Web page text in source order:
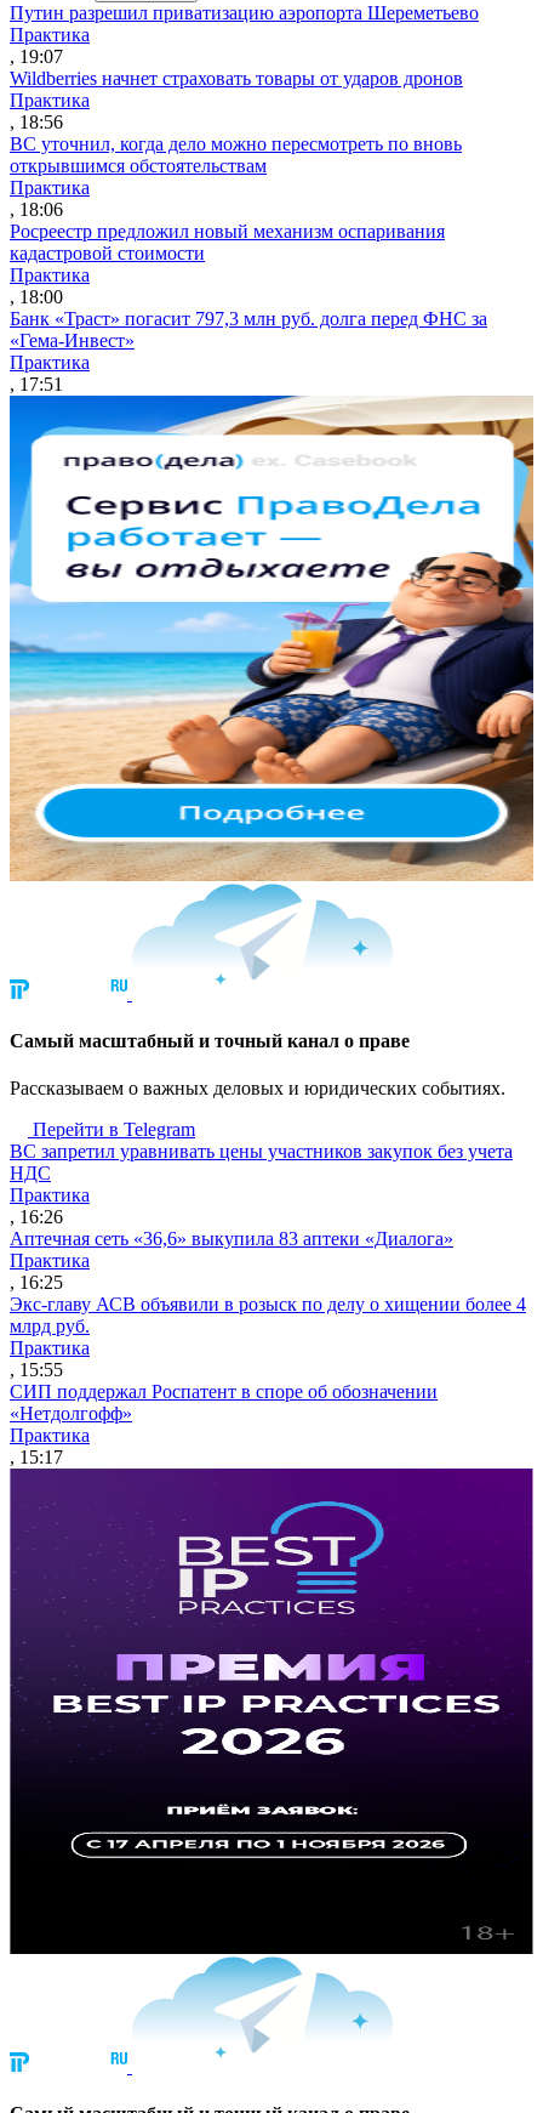
Путин разрешил приватизацию аэропорта Шереметьево
Практика
, 19:07
Wildberries начнет страховать товары от ударов дронов
Практика
, 18:56
ВС уточнил, когда дело можно пересмотреть по вновь
открывшимся обстоятельствам
Практика
, 18:06
Росреестр предложил новый механизм оспаривания
кадастровой стоимости
Практика
, 18:00
Банк «Траст» погасит 797,3 млн руб. долга перед ФНС за
«Гема-Инвест»
Практика
, 17:51
Cамый масштабный и точный канал о праве
Рассказываем о важных деловых и юридических событиях.
Перейти в Telegram
ВС запретил уравнивать цены участников закупок без учета
НДС
Практика
, 16:26
Аптечная сеть «36,6» выкупила 83 аптеки «Диалога»
Практика
, 16:25
Экс-главу АСВ объявили в розыск по делу о хищении более 4
млрд руб.
Практика
, 15:55
СИП поддержал Роспатент в споре об обозначении
«Нетдолгофф»
Практика
, 15:17